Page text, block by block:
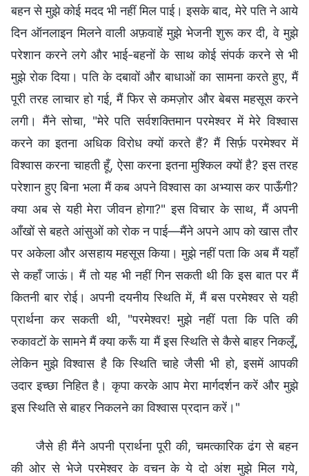
बहन से मुझे कोई मदद भी नहीं मिल पाई। इसके बाद, मेरे पति ने आये
दिन ऑनलाइन मिलने वाली अफ़वाहें मुझे भेजनी शुरू कर दी, वे मुझे
परेशान करने लगे और भाई-बहनों के साथ कोई संपर्क करने से भी
मुझे रोक दिया। पति के दबावों और बाधाओं का सामना करते हुए, मैं
पूरी तरह लाचार हो गई, मैं फिर से कमज़ोर और बेबस महसूस करने
लगी। मैंने सोचा, "मेरे पति सर्वशक्तिमान परमेश्वर में मेरे विश्वास
करने का इतना अधिक विरोध क्यों करते हैं? मैं सिर्फ़ परमेश्वर में
विश्वास करना चाहती हूँ, ऐसा करना इतना मुश्किल क्यों है? इस तरह
परेशान हुए बिना भला मैं कब अपने विश्वास का अभ्यास कर पाऊँगी?
क्या अब से यही मेरा जीवन होगा?" इस विचार के साथ, मैं अपनी
आँखों से बहते आंसुओं को रोक न पाई—मैंने अपने आप को खास तौर
पर अकेला और असहाय महसूस किया। मुझे नहीं पता कि अब मैं यहाँ
से कहाँ जाऊं। मैं तो यह भी नहीं गिन सकती थी कि इस बात पर मैं
कितनी बार रोई। अपनी दयनीय स्थिति में, मैं बस परमेश्वर से यही
प्रार्थना कर सकती थी, "परमेश्वर! मुझे नहीं पता कि पति की
रुकावटों के सामने मैं क्या करूँ या मैं इस स्थिति से कैसे बाहर निकलूँ,
लेकिन मुझे विश्वास है कि स्थिति चाहे जैसी भी हो, इसमें आपकी
उदार इच्छा निहित है। कृपा करके आप मेरा मार्गदर्शन करें और मुझे
इस स्थिति से बाहर निकलने का विश्वास प्रदान करें।"
जैसे ही मैंने अपनी प्रार्थना पूरी की, चमत्कारिक ढंग से बहन
की ओर से भेजे परमेश्वर के वचन के ये दो अंश मुझे मिल गये,